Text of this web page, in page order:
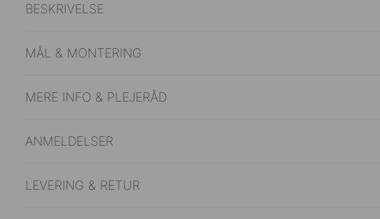
BESKRIVELSE
MÅL & MONTERING
MERE INFO & PLEJERÅD
ANMELDELSER
LEVERING & RETUR